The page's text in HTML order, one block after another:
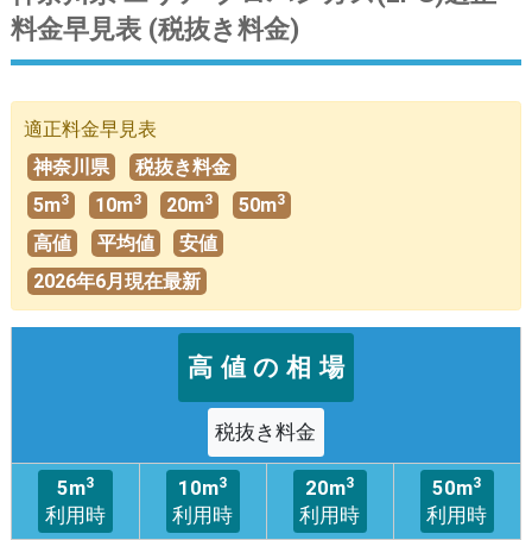
料金早見表 (税抜き料金)
適正料金早見表
神奈川県
税抜き料金
5m3 10m3 20m3 50m3
高値 平均値
安値
2026年6月現在最新
高 値 の 相 場
税抜き料金
5m3
利用時
10m3
利用時
20m3
利用時
50m3
利用時